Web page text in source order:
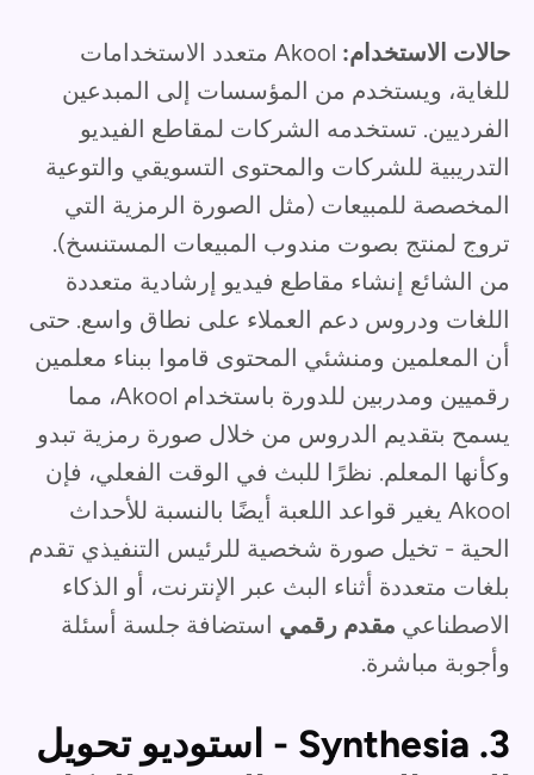
حالات الاستخدام:
Akool متعدد الاستخدامات
للغاية، ويستخدم من المؤسسات إلى المبدعين
الفرديين. تستخدمه الشركات لمقاطع الفيديو
التدريبية للشركات والمحتوى التسويقي والتوعية
المخصصة للمبيعات (مثل الصورة الرمزية التي
تروج لمنتج بصوت مندوب المبيعات المستنسخ).
من الشائع إنشاء مقاطع فيديو إرشادية متعددة
اللغات ودروس دعم العملاء على نطاق واسع. حتى
أن المعلمين ومنشئي المحتوى قاموا ببناء معلمين
رقميين ومدربين للدورة باستخدام Akool، مما
يسمح بتقديم الدروس من خلال صورة رمزية تبدو
وكأنها المعلم. نظرًا للبث في الوقت الفعلي، فإن
Akool يغير قواعد اللعبة أيضًا بالنسبة للأحداث
الحية - تخيل صورة شخصية للرئيس التنفيذي تقدم
بلغات متعددة أثناء البث عبر الإنترنت، أو الذكاء
الاصطناعي مقدم رقمي استضافة جلسة أسئلة
وأجوبة مباشرة.
3. Synthesia - استوديو تحويل